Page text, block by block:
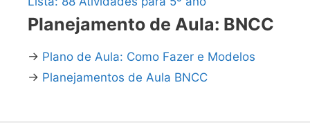
Planejamento de Aula: BNCC
→ Plano de Aula: Como Fazer e Modelos
→ Planejamentos de Aula BNCC